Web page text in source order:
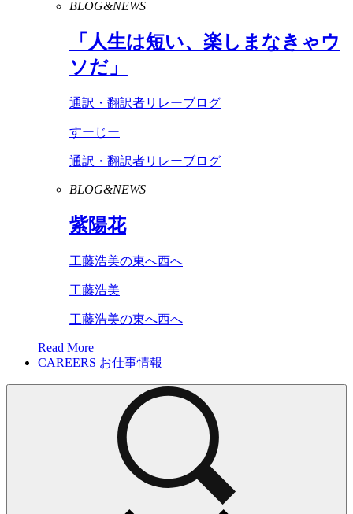
BLOG&NEWS
「人生は短い、楽しまなきゃウ
ソだ」
通訳・翻訳者リレーブログ
すーじー
通訳・翻訳者リレーブログ
BLOG&NEWS
紫陽花
工藤浩美の東へ西へ
工藤浩美
工藤浩美の東へ西へ
Read More
CAREERS お仕事情報